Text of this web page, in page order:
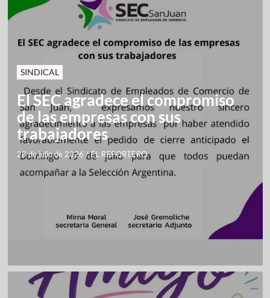
SINDICAL
El SEC agradece el compromiso
de las empresas con sus
trabajadores
28 de julio de 2026 /EL REPORTERO